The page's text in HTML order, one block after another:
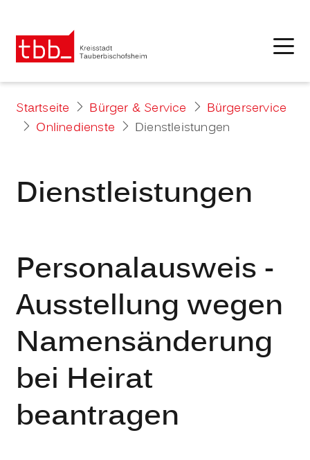
Startseite Bürger & Service
Bürgerservice
Onlinedienste
Dienstleistungen
Dienstleistungen
Personalausweis -
Ausstellung wegen
Namensänderung
bei Heirat
beantragen